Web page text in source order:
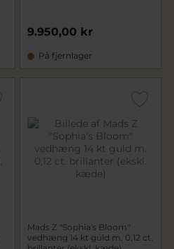
9.950,00 kr
På fjernlager
Mads Z "Sophia's Bloom"
vedhæng 14 kt guld m. 0,12 ct.